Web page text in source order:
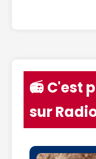
📻 C'est
sur